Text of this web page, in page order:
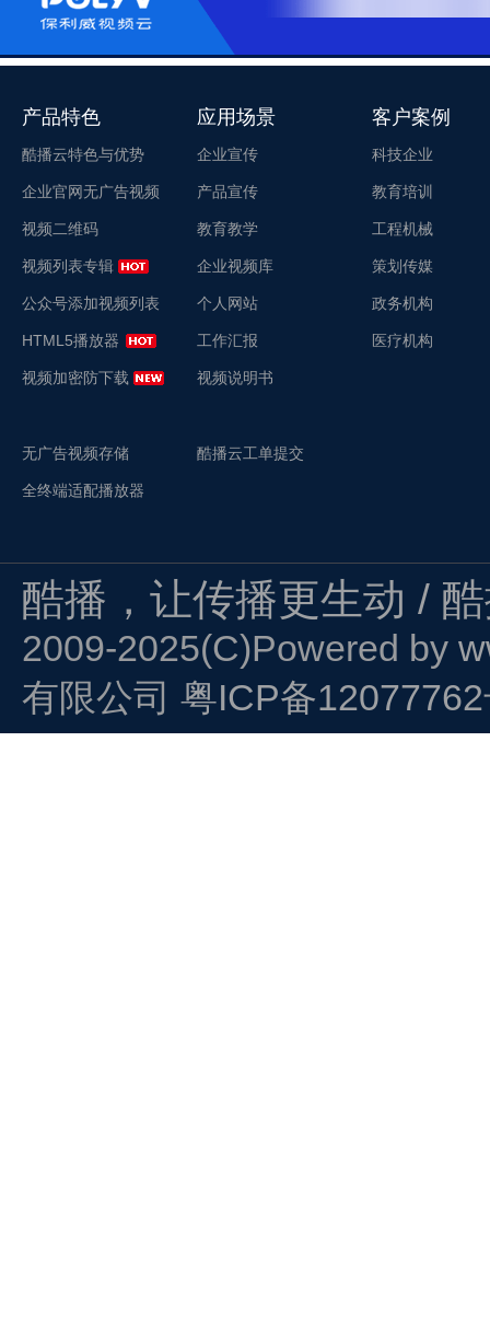
产品特色
酷播云特色与优势
企业官网无广告视频
视频二维码
视频列表专辑
公众号添加视频列表
HTML5播放器
视频加密防下载
无广告视频存储
全终端适配播放器
应用场景
企业宣传
产品宣传
教育教学
企业视频库
个人网站
工作汇报
视频说明书
酷播云工单提交
客户案例
科技企业
教育培训
工程机械
策划传媒
政务机构
医疗机构
酷播，让传播更生动 /
2009-2025(C)Powered by
有限公司 粤ICP备